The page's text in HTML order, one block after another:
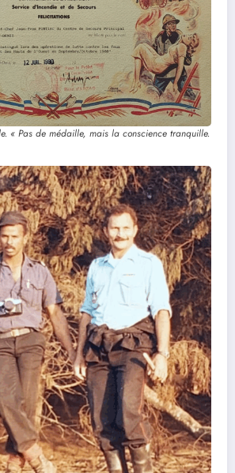
« Pas de médaille, mais la conscience tranquille.